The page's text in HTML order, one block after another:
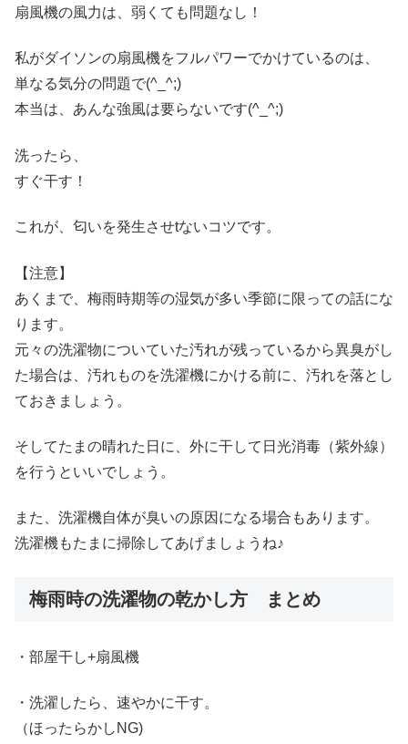
扇風機の風力は、弱くても問題なし！
私がダイソンの扇風機をフルパワーでかけているのは、
単なる気分の問題で(^_^;)
本当は、あんな強風は要らないです(^_^;)
洗ったら、
すぐ干す！
これが、匂いを発生させtないコツです。
【注意】
あくまで、梅雨時期等の湿気が多い季節に限っての話にな
ります。
元々の洗濯物についていた汚れが残っているから異臭がし
た場合は、汚れものを洗濯機にかける前に、汚れを落とし
ておきましょう。
そしてたまの晴れた日に、外に干して日光消毒（紫外線）
を行うといいでしょう。
また、洗濯機自体が臭いの原因になる場合もあります。
洗濯機もたまに掃除してあげましょうね♪
梅雨時の洗濯物の乾かし方 まとめ
・ 部屋干し+扇風機
・洗濯したら、速やかに干す。
（ほったらかしNG)